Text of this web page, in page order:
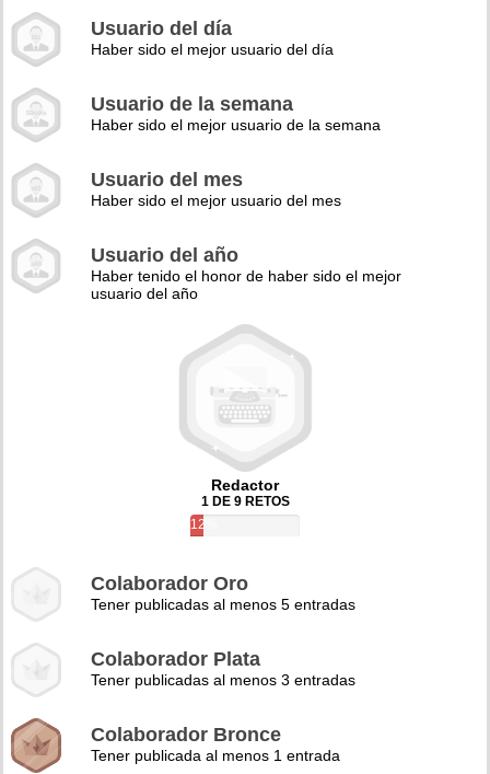
Usuario del día
Haber sido el mejor usuario del día
Usuario de la semana
Haber sido el mejor usuario de la semana
Usuario del mes
Haber sido el mejor usuario del mes
Usuario del año
Haber tenido el honor de haber sido el mejor
usuario del año
Redactor
1 DE 9 RETOS
12%
Colaborador Oro
Tener publicadas al menos 5 entradas
Colaborador Plata
Tener publicadas al menos 3 entradas
Colaborador Bronce
Tener publicada al menos 1 entrada